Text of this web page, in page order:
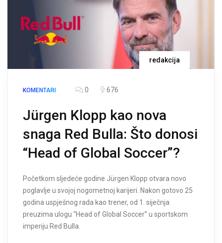
redakcija
KOMENTARI 0 676
Jürgen Klopp kao nova
snaga Red Bulla: Što donosi
“Head of Global Soccer”?
Početkom sljedeće godine Jürgen Klopp otvara novo
poglavlje u svojoj nogometnoj karijeri. Nakon gotovo 25
godina uspješnog rada kao trener, od 1. siječnja
preuzima ulogu “Head of Global Soccer” u sportskom
imperiju Red Bulla.